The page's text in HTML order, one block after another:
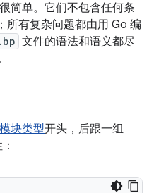
简单。它们不包含任何条
所有复杂问题都由用 Go 编
文件的语法和语义都尽
模块类型开头，后跟一组